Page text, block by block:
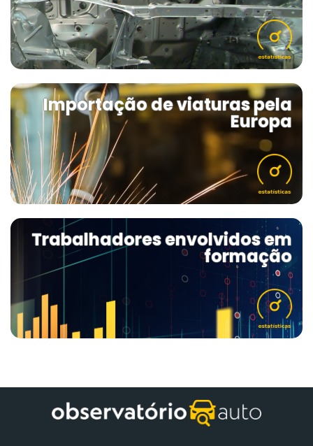
Importação de viaturas pela
Europa
Trabalhadores envolvidos em
formação